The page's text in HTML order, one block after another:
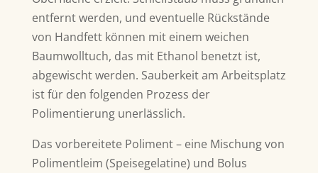
entfernt werden, und eventuelle Rückstände
von Handfett können mit einem weichen
Baumwolltuch, das mit Ethanol benetzt ist,
abgewischt werden. Sauberkeit am Arbeitsplatz
ist für den folgenden Prozess der
Polimentierung unerlässlich.
Das vorbereitete Poliment – eine Mischung von
Polimentleim (Speisegelatine) und Bolus